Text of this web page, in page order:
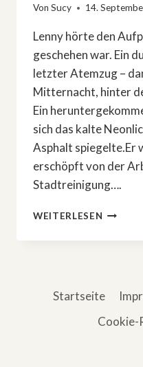
Von Sucy 14.
Lenny hörte den
geschehen war. Ein
letzter Atemzug –
Mitternacht, hinter
Ein
sich das kalte
Asphalt spiegelte.Er
erschöpft von der
Stadtreinigung….
WEITERLESEN DAS
DAS
Startseite
Cookie-